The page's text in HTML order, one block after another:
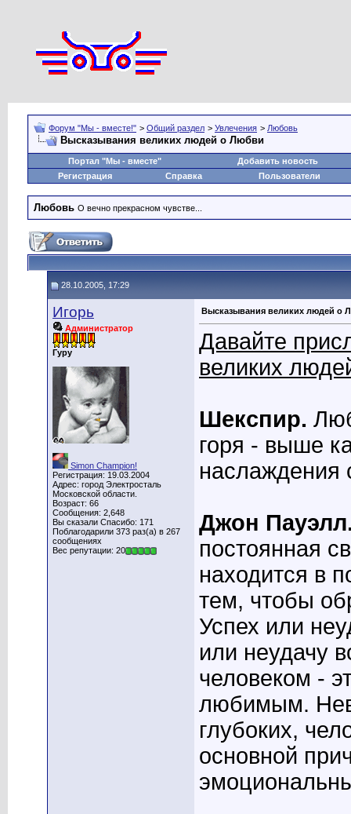
Форум "Мы - вместе!" > Общий раздел > Увлечения > Любовь
Высказывания великих людей о Любви
Портал "Мы - вместе"
Добавить новость
Регистрация
Справка Пользователи
Любовь О вечно прекрасном чувстве...
28.10.2005, 17:29
Игорь
Администратор
Гуру
Simon Champion!
Регистрация: 19.03.2004
Адрес: город Электросталь
Московской области.
Возраст: 66
Сообщения: 2,648
Вы сказали Спасибо: 171
Поблагодарили 373 раз(а) в 267
сообщениях
Вес репутации: 20
Высказывания великих людей о
Давайте
великих
Шекспир.
горя - выше
наслаждения
Джон
постоянная
находится в
тем, чтобы
Успех или
или неудачу
человеком -
любимым.
глубоких,
основной